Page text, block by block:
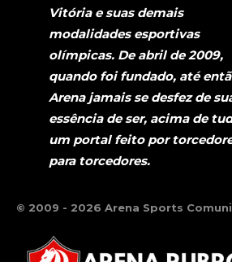
Vitória e suas demais
modalidades esportivas
olímpicas. De abril de 2009,
quando foi fundado, até
Arena jamais se desfez de
essência de ser, acima de
um portal feito por
para torcedores.
© 2009 - 2026 Arena Sports